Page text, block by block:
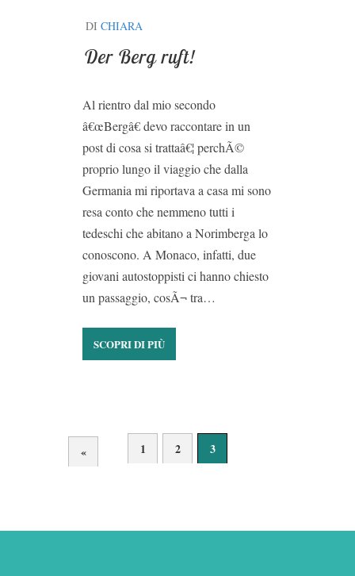
DI CHIARA
Der Berg ruft!
Al rientro dal mio secondo
â€œBergâ€ devo raccontare in un
post di cosa si trattaâ€¦ perchÃ©
proprio lungo il viaggio che dalla
Germania mi riportava a casa mi sono
resa conto che nemmeno tutti i
tedeschi che abitano a Norimberga lo
conoscono. A Monaco, infatti, due
giovani autostoppisti ci hanno chiesto
un passaggio, cosÃ¬ tra…
SCOPRI DI PIÙ
« 1 2 3